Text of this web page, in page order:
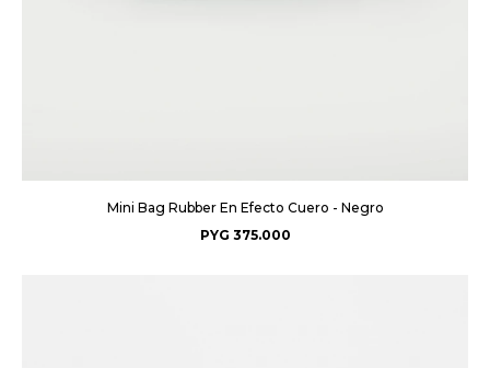
Mini Bag Rubber En Efecto Cuero - Negro
PYG 375.000